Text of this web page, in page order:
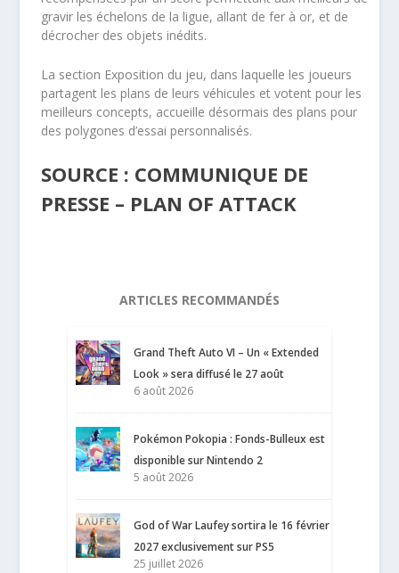
gravir les échelons de la ligue, allant de fer à or, et de
décrocher des objets inédits.
La section Exposition du jeu, dans laquelle les joueurs
partagent les plans de leurs véhicules et votent pour les
meilleurs concepts, accueille désormais des plans pour
des polygones d’essai personnalisés.
SOURCE : COMMUNIQUE DE
PRESSE – PLAN OF ATTACK
ARTICLES RECOMMANDÉS
Grand Theft Auto VI – Un « Extended
Look » sera diffusé le 27 août
6 août 2026
Pokémon Pokopia : Fonds-Bulleux est
disponible sur Nintendo 2
5 août 2026
God of War Laufey sortira le 16 février
2027 exclusivement sur PS5
25 juillet 2026